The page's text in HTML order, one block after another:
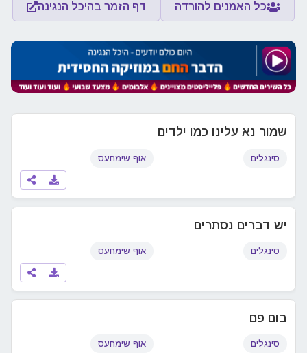
כל האמנים להורדה דף הזמר בהיכל הנגינה
שמור נא עלינו כמו ילדים
סינגלים אוף שימחעס
יש דברים נסתרים
סינגלים אוף שימחעס
בום פם
סינגלים אוף שימחעס